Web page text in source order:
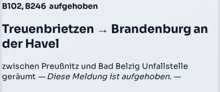
B102, B246 aufgehoben
Treuenbrietzen → Brandenburg an
der Havel
zwischen Preußnitz und Bad Belzig Unfallstelle
geräumt — Diese Meldung ist aufgehoben. —